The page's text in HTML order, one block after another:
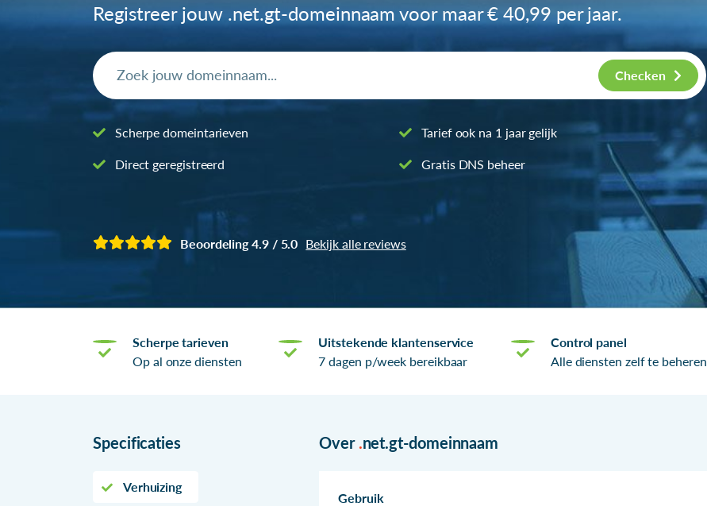
Registreer jouw .net.gt-domeinnaam voor maar€ 40,99 per jaar.
Checken
Scherpe domeintarieven
Direct geregistreerd
Tarief ook na 1 jaar gelijk
Gratis DNS beheer
Beoordeling 4.9 / 5.0 Bekijk alle reviews
Scherpe tarieven
Op al onze diensten
Uitstekende klantenservice
7 dagen p/week bereikbaar
Control panel
Alle diensten zelf te beheren
Specificaties
Verhuizing
Over .net.gt-domeinnaam
Gebruik